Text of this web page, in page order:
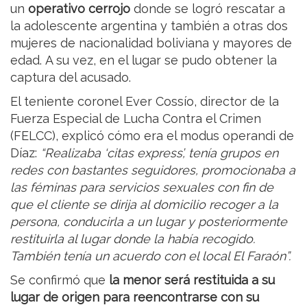
un operativo cerrojo donde se logró rescatar a
la adolescente argentina y también a otras dos
mujeres de nacionalidad boliviana y mayores de
edad. A su vez, en el lugar se pudo obtener la
captura del acusado.
El teniente coronel Ever Cossío, director de la
Fuerza Especial de Lucha Contra el Crimen
(FELCC), explicó cómo era el modus operandi de
Díaz: “Realizaba ‘citas express’, tenía grupos en
redes con bastantes seguidores, promocionaba a
las féminas para servicios sexuales con fin de
que el cliente se dirija al domicilio recoger a la
persona, conducirla a un lugar y posteriormente
restituirla al lugar donde la había recogido.
También tenía un acuerdo con el local El Faraón”.
Se confirmó que la menor será restituida a su
lugar de origen para reencontrarse con su